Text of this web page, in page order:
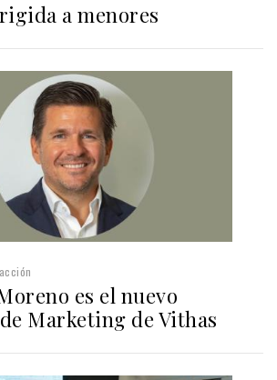
a menores
es el nuevo
Marketing de Vithas